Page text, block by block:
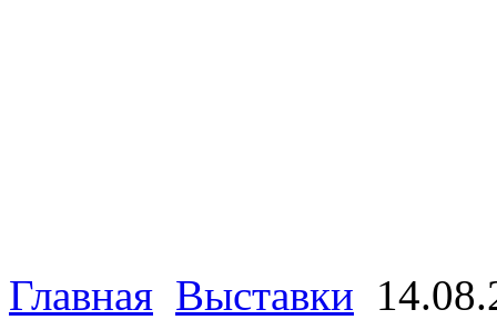
Главная Выставки